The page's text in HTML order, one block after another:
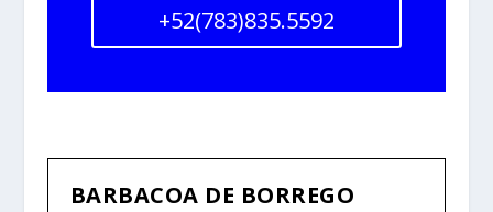
+52(783)835.5592
BARBACOA DE BORREGO